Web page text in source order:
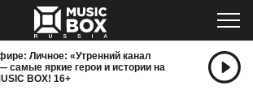
Личное: «Утренний канал
самые яркие герои и истории на
BOX! 16+